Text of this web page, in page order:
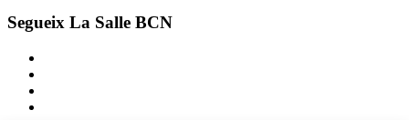
Segueix La Salle BCN